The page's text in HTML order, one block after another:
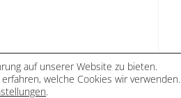
auf unserer Website zu bieten.
welche Cookies wir verwenden.
.